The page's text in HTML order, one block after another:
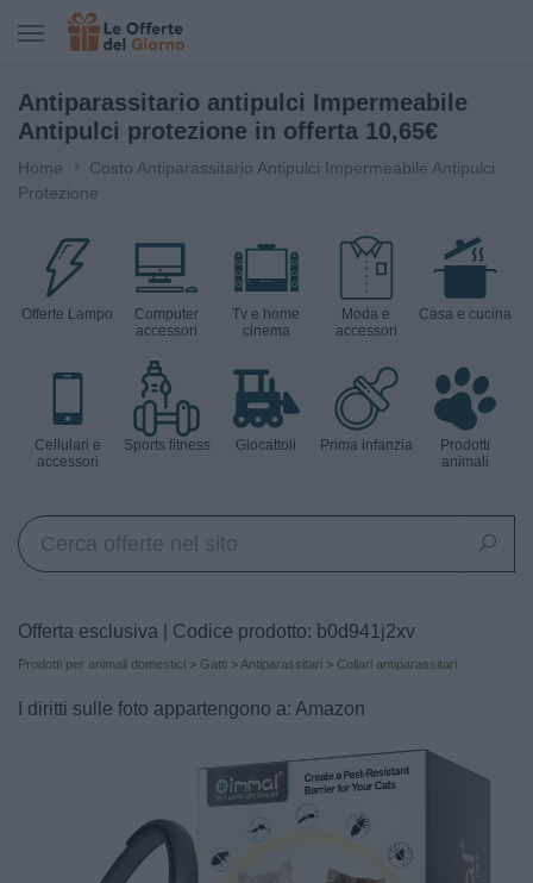
Antiparassitario antipulci Impermeabile
Antipulci protezione in offerta 10,65€
Home
Costo Antiparassitario Antipulci Impermeabile Antipulci
Protezione
Offerte Lampo
Computer
accessori
Tv e home
cinema
Moda e
accessori
Casa e cucina
Cellulari e
accessori
Sports fitness Giocattoli Prima infanzia
Prodotti
animali
Offerta esclusiva | Codice prodotto: b0d941j2xv
Prodotti per animali domestici > Gatti > Antiparassitari > Collari antiparassitari
I diritti sulle foto appartengono a: Amazon